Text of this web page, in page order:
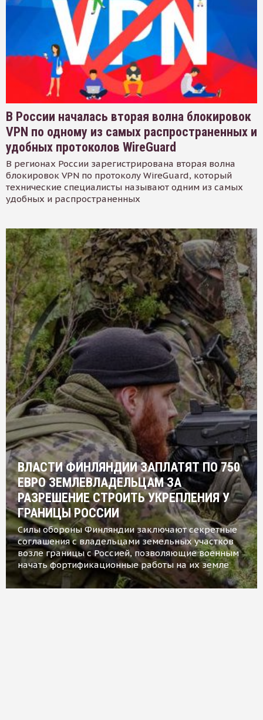
В России началась вторая волна блокировок
VPN по одному из самых распространенных и
удобных протоколов WireGuard
В регионах России зарегистрирована вторая волна
блокировок VPN по протоколу WireGuard, который
технические специалисты называют одним из самых
удобных и распространенных
ВЛАСТИ ФИНЛЯНДИИ ЗАПЛАТЯТ ПО 750
ЕВРО ЗЕМЛЕВЛАДЕЛЬЦАМ ЗА
РАЗРЕШЕНИЕ СТРОИТЬ УКРЕПЛЕНИЯ У
ГРАНИЦЫ РОССИИ
Силы обороны Финляндии заключают секретные
соглашения с владельцами земельных участков
возле границы с Россией, позволяющие военным
начать фортификационные работы на их земле